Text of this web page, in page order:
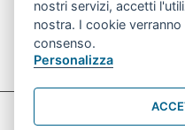
Contatto cantiere per
o nelle ore notturne:
Preferenze Cookie
nostri servizi, accetti
nostra. I cookie
consenso.
Personalizza